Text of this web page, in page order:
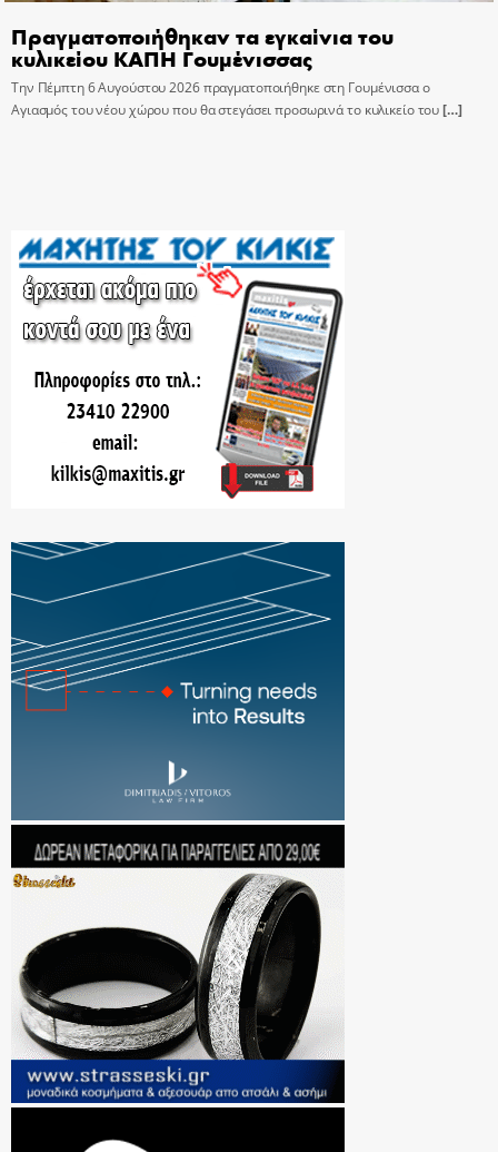
Πραγματοποιήθηκαν τα εγκαίνια του
κυλικείου ΚΑΠΗ Γουμένισσας
Την Πέμπτη 6 Αυγούστου 2026 πραγματοποιήθηκε στη Γουμένισσα ο
Αγιασμός του νέου χώρου που θα στεγάσει προσωρινά το κυλικείο του[…]